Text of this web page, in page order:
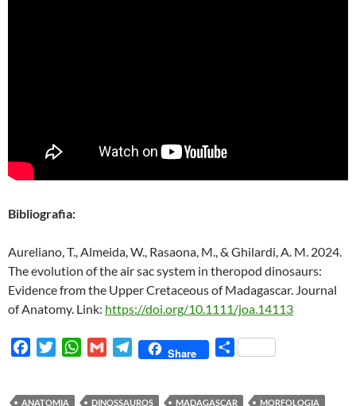
Bibliografia:
Aureliano, T., Almeida, W., Rasaona, M., & Ghilardi, A. M. 2024.
The evolution of the air sac system in theropod dinosaurs:
Evidence from the Upper Cretaceous of Madagascar. Journal
of Anatomy. Link: https://doi.org/10.1111/joa.14113
W
G
T
Share
S
ANATOMIA DINOSSAUROS MADAGASCAR
MORFOLOGIA